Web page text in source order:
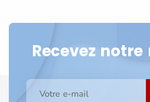
Recevez
Votre e-mail